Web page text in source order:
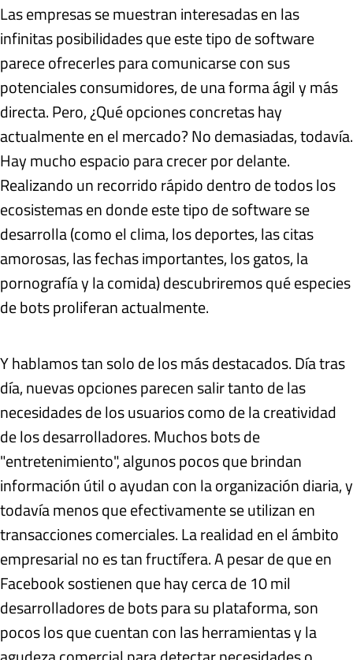
Las empresas se muestran interesadas en las
infinitas posibilidades que este tipo de software
parece ofrecerles para comunicarse con sus
potenciales consumidores, de una forma ágil y más
directa. Pero, ¿Qué opciones concretas hay
actualmente en el mercado? No demasiadas, todavía.
Hay mucho espacio para crecer por delante.
Realizando un recorrido rápido dentro de todos los
ecosistemas en donde este tipo de software se
desarrolla (como el clima, los deportes, las citas
amorosas, las fechas importantes, los gatos, la
pornografía y la comida) descubriremos qué especies
de bots proliferan actualmente.
Y hablamos tan solo de los más destacados. Día tras
día, nuevas opciones parecen salir tanto de las
necesidades de los usuarios como de la creatividad
de los desarrolladores. Muchos bots de
"entretenimiento", algunos pocos que brindan
información útil o ayudan con la organización diaria, y
todavía menos que efectivamente se utilizan en
transacciones comerciales. La realidad en el ámbito
empresarial no es tan fructífera. A pesar de que en
Facebook sostienen que hay cerca de 10 mil
desarrolladores de bots para su plataforma, son
pocos los que cuentan con las herramientas y la